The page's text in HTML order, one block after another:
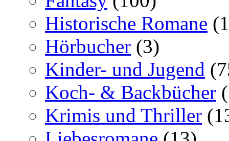
Historische Romane
Hörbucher (3)
Kinder- und Jugend
Koch- & Backbücher
Krimis und Thriller